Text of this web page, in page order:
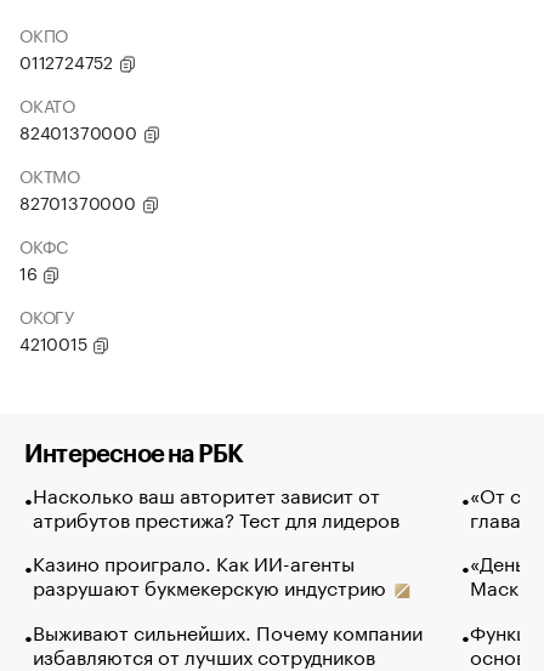
ОКПО
0112724752
ОКАТО
82401370000
ОКТМО
82701370000
ОКФС
16
ОКОГУ
4210015
Интересное на РБК
Насколько ваш авторитет зависит от
атрибутов престижа? Тест для лидеров
Казино проиграло. Как ИИ-агенты
разрушают букмекерскую индустрию
Выживают сильнейших. Почему компании
избавляются от лучших сотрудников
«От
глава
Маск в
основ